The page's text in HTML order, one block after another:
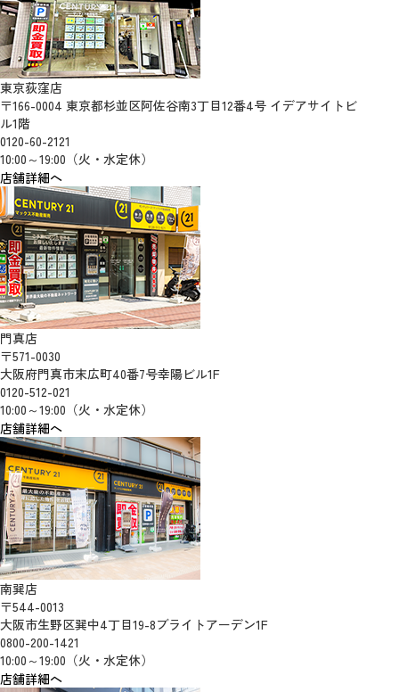
東京荻窪店
〒166-0004 東京都杉並区阿佐谷南3丁目12番4号 イデアサイトビ
ル1階
0120-60-2121
10:00～19:00（火・水定休）
店舗詳細へ
門真店
〒571-0030
大阪府門真市末広町40番7号幸陽ビル1F
0120-512-021
10:00～19:00（火・水定休）
店舗詳細へ
南巽店
〒544-0013
大阪市生野区巽中4丁目19-8ブライトアーデン1F
0800-200-1421
10:00～19:00（火・水定休）
店舗詳細へ